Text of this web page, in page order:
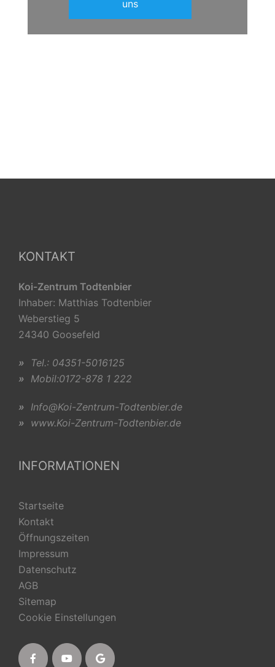
uns
KONTAKT
Koi-Zentrum Todtenbier
Inhaber: Matthias Todtenbier
Weberstieg 5
24340 Goosefeld
» Tel.: 04351-5016125
» Mobil:0172-878 1 222
» Info@Koi-Zentrum-Todtenbier.de
» www.Koi-Zentrum-Todtenbier.de
INFORMATIONEN
Startseite
Kontakt
Öffnungszeiten
Impressum
Datenschutz
AGB
Sitemap
Cookie Einstellungen